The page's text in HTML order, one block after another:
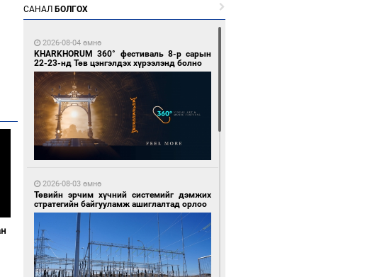
Воллейбол эрэгтэйчүүдийн шигшээ баг А
хэсгийг тэргүүллээ
Таван шар мэнгэтэй хөх бар өдөр
САНАЛ БОЛГОХ
2026-08-04 өмнө
KHARKHORUM 360° фестиваль 8-р сарын
22-23-нд Төв цэнгэлдэх хүрээлэнд болно
2026-08-03 өмнө
Төвийн эрчим хүчний системийг дэмжих
стратегийн байгууламж ашиглалтад орлоо